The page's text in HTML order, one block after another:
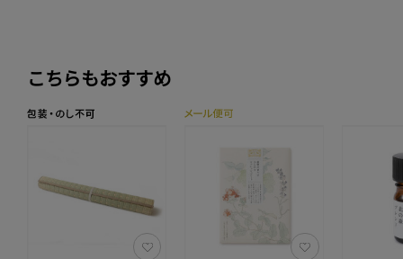
こちらもおすすめ